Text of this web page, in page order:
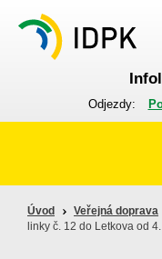
Odjezdy:
Úvod Veřejná doprava
linky č. 12 do Letkova od